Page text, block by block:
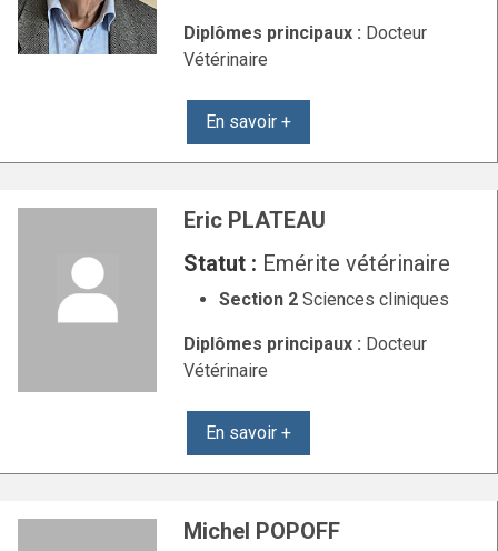
Diplômes principaux : Docteur
Vétérinaire
En savoir +
Eric PLATEAU
Statut : Emérite vétérinaire
Section 2Sciences cliniques
Diplômes principaux : Docteur
Vétérinaire
En savoir +
Michel POPOFF